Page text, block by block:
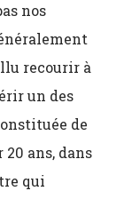
nos
recourir à
un des
de
ans, dans
qui